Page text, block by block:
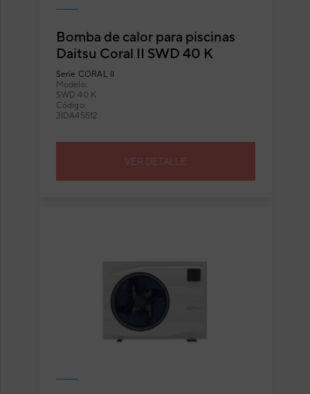
Bomba de calor para piscinas
Daitsu Coral II SWD 40 K
Serie CORAL II
Modelo:
SWD 40 K
Código:
3IDA45512
VER DETALLE